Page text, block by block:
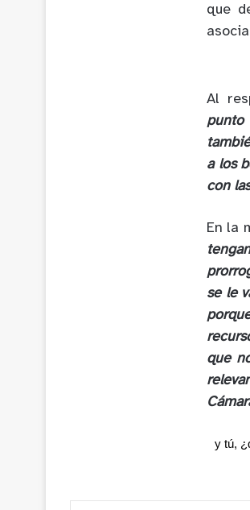
que
Al
punto
a los
con
En la
se le
que
y tú,